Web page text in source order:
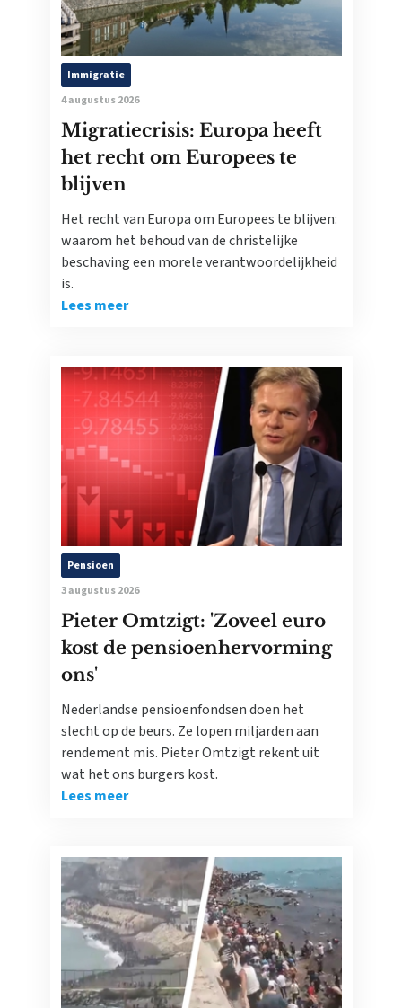
Immigratie
4 augustus 2026
Migratiecrisis: Europa heeft
het recht om Europees te
blijven
Het recht van Europa om Europees te blijven:
waarom het behoud van de christelijke
beschaving een morele verantwoordelijkheid
is.
Lees meer
Pensioen
3 augustus 2026
Pieter Omtzigt: 'Zoveel euro
kost de pensioenhervorming
ons'
Nederlandse pensioenfondsen doen het
slecht op de beurs. Ze lopen miljarden aan
rendement mis. Pieter Omtzigt rekent uit
wat het ons burgers kost.
Lees meer